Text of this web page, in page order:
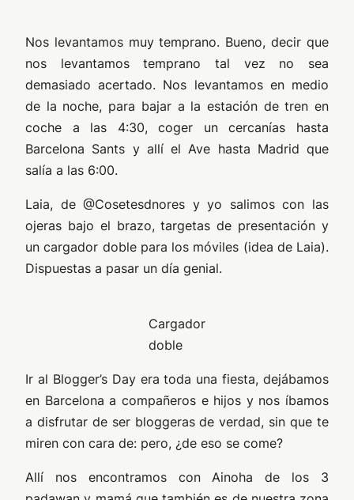
Nos levantamos muy temprano. Bueno, decir que
nos levantamos temprano tal vez no sea
demasiado acertado. Nos levantamos en medio
de la noche, para bajar a la estación de tren en
coche a las 4:30, coger un cercanías hasta
Barcelona Sants y allí el Ave hasta Madrid que
salía a las 6:00.
Laia, de @Cosetesdnores y yo salimos con las
ojeras bajo el brazo, targetas de presentación y
un cargador doble para los móviles (idea de Laia).
Dispuestas a pasar un día genial.
Cargador
doble
Ir al Blogger’s Day era toda una fiesta, dejábamos
en Barcelona a compañeros e hijos y nos íbamos
a disfrutar de ser bloggeras de verdad, sin que te
miren con cara de: pero, ¿de eso se come?
Allí nos encontramos con Ainoha de los 3